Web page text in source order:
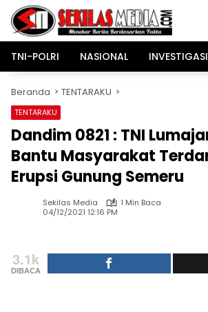
Langsung
konten
TNI-POLRI
NASIONAL INVESTIGASI
Beranda TENTARAKU
TENTARAKU
Dandim 0821 : TNI
Bantu Masyarakat
Erupsi Gunung Semeru
Sekilas Media
1 Min Baca
04/12/2021 12:16 PM
3.1k
DIBACA